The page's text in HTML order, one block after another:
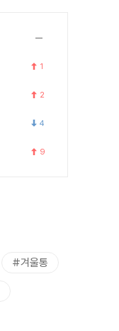
1
2
4
9
#겨울통